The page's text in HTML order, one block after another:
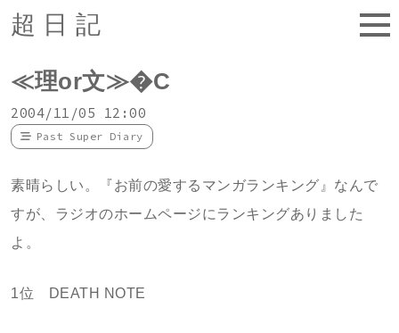
超日記
≪理or文≫�C
2004/11/05 12:00
Past Super Diary
素晴らしい。『お前の愛するマンガランキング』なんで
すが、ラジオのホームページにランキングありました
よ。
1位 DEATH NOTE